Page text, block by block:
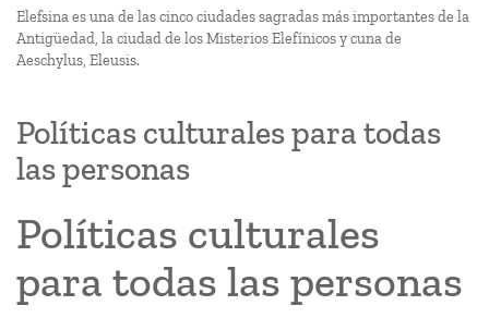
Elefsina es una de las cinco ciudades sagradas más importantes de la
Antigüedad, la ciudad de los Misterios Elefínicos y cuna de
Aeschylus, Eleusis.
Políticas culturales para todas
las personas
Políticas culturales
para todas las personas